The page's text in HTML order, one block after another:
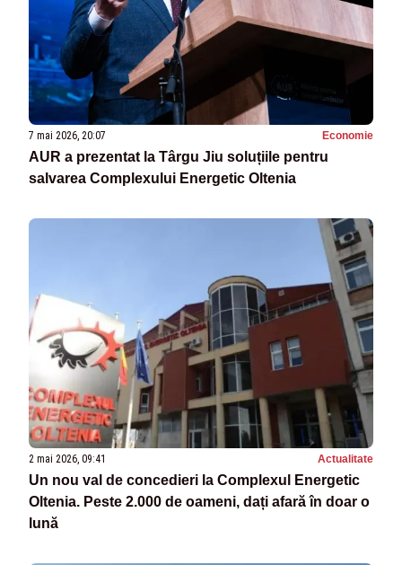
7 mai 2026, 20:07 Economie
AUR a prezentat la Târgu Jiu soluțiile pentru
salvarea Complexului Energetic Oltenia
2 mai 2026, 09:41 Actualitate
Un nou val de concedieri la Complexul Energetic
Oltenia. Peste 2.000 de oameni, dați afară în doar o
lună